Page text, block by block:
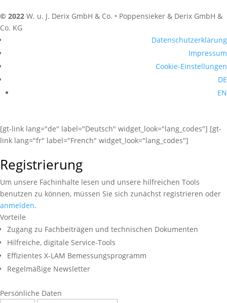
© 2022 W. u. J. Derix GmbH & Co. • Poppensieker & Derix GmbH &
Co. KG
Datenschutzerklärung
Impressum
Cookie-Einstellungen
DE
EN
[gt-link lang="de" label="Deutsch" widget_look="lang_codes"] [gt-
link lang="fr" label="French" widget_look="lang_codes"]
Registrierung
Um unsere Fachinhalte lesen und unsere hilfreichen Tools
benutzen zu können, müssen Sie sich zunächst registrieren oder
anmelden.
Vorteile
Zugang zu Fachbeiträgen und technischen Dokumenten
Hilfreiche, digitale Service-Tools
Effizientes X-LAM Bemessungsprogramm
Regelmäßige Newsletter
Persönliche Daten